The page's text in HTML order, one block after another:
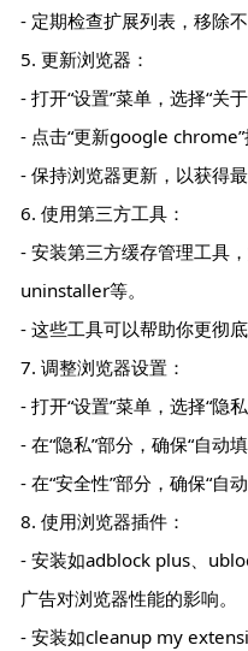
- 定期检查扩展列表，移除不
5. 更新浏览器：
- 打开“设置”菜单，选择“关
- 点击“更新google chrome”
- 保持浏览器更新，以获得
6. 使用第三方工具：
- 安装第三方缓存管理工具
uninstaller等。
- 这些工具可以帮助你更彻
7. 调整浏览器设置：
- 打开“设置”菜单，选择“隐私
- 在“隐私”部分，确保“自动填
- 在“安全性”部分，确保“自动
8. 使用浏览器插件：
- 安装如adblock plus、
广告对浏览器性能的影响。
- 安装如cleanup my